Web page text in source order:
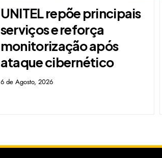
UNITEL repõe principais
serviços e reforça
monitorização após
ataque cibernético
6 de Agosto, 2026